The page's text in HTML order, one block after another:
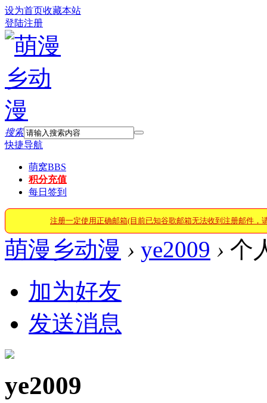
设为首页收藏本站
登陆注册
搜索
快捷导航
萌窝BBS
积分充值
每日签到
注册一定使用正确邮箱(目前已知谷歌邮箱无法收到注册邮件，
萌漫乡动漫 › ye2009 › 个
加为好友
发送消息
ye2009